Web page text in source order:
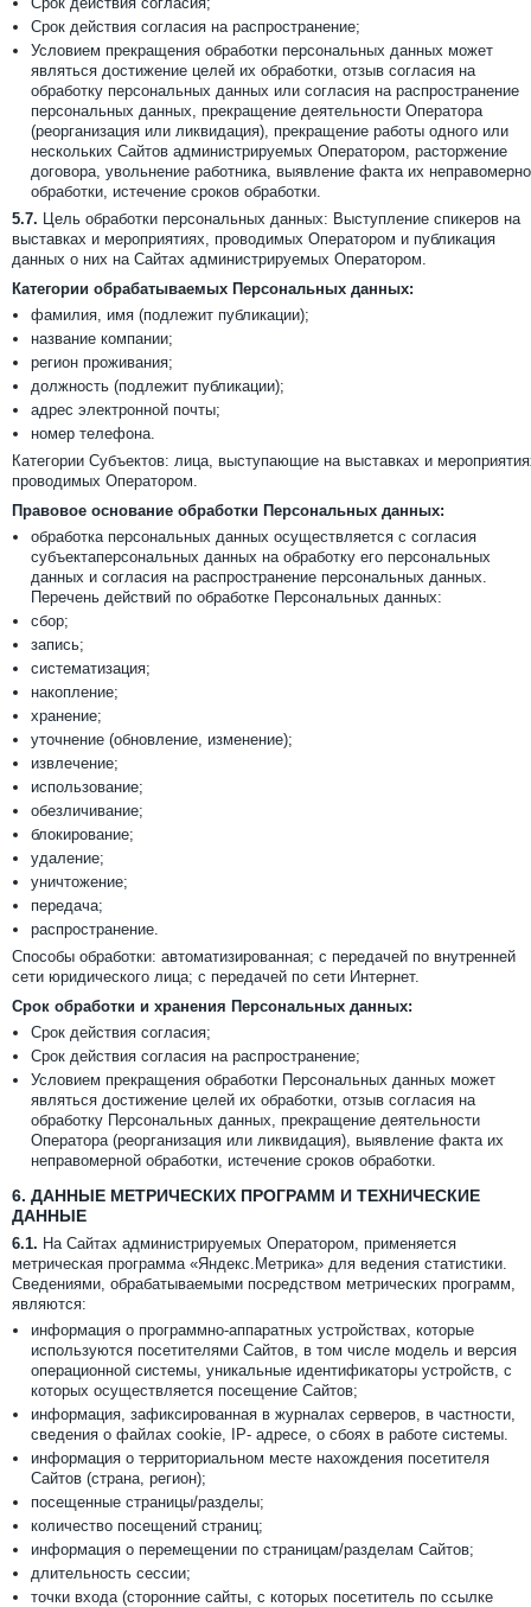
Срок действия согласия на распространение;
Условием прекращения обработки персональных данных может
являться достижение целей их обработки, отзыв согласия на
обработку персональных данных или согласия на распространение
персональных данных, прекращение деятельности Оператора
(реорганизация или ликвидация), прекращение работы одного или
нескольких Сайтов администрируемых Оператором, расторжение
договора, увольнение работника, выявление факта их
обработки, истечение сроков обработки.
5.7. Цель обработки персональных данных: Выступление спикеров на
выставках и мероприятиях, проводимых Оператором и публикация
данных о них на Сайтах администрируемых Оператором.
Категории обрабатываемых Персональных данных:
фамилия, имя (подлежит публикации);
название компании;
регион проживания;
должность (подлежит публикации);
адрес электронной почты;
номер телефона.
Категории Субъектов: лица, выступающие на выставках и
проводимых Оператором.
Правовое основание обработки Персональных данных:
обработка персональных данных осуществляется с согласия
субъектаперсональных данных на обработку его персональных
данных и согласия на распространение персональных данных.
Перечень действий по обработке Персональных данных:
сбор;
запись;
систематизация;
накопление;
хранение;
уточнение (обновление, изменение);
извлечение;
использование;
обезличивание;
блокирование;
удаление;
уничтожение;
передача;
распространение.
Способы обработки: автоматизированная; с передачей по внутренней
сети юридического лица; с передачей по сети Интернет.
Срок обработки и хранения Персональных данных:
Срок действия согласия;
Срок действия согласия на распространение;
Условием прекращения обработки Персональных данных может
являться достижение целей их обработки, отзыв согласия на
обработку Персональных данных, прекращение деятельности
Оператора (реорганизация или ликвидация), выявление факта их
неправомерной обработки, истечение сроков обработки.
6. ДАННЫЕ МЕТРИЧЕСКИХ ПРОГРАММ И ТЕХНИЧЕСКИЕ
ДАННЫЕ
6.1. На Сайтах администрируемых Оператором, применяется
метрическая программа «Яндекс.Метрика» для ведения статистики.
Сведениями, обрабатываемыми посредством метрических программ,
являются:
информация о программно-аппаратных устройствах, которые
используются посетителями Сайтов, в том числе модель и версия
операционной системы, уникальные идентификаторы устройств, с
которых осуществляется посещение Сайтов;
информация, зафиксированная в журналах серверов, в частности,
сведения о файлах cookie, IP- адресе, о сбоях в работе системы.
информация о территориальном месте нахождения посетителя
Сайтов (страна, регион);
посещенные страницы/разделы;
количество посещений страниц;
информация о перемещении по страницам/разделам Сайтов;
длительность сессии;
точки входа (сторонние сайты, с которых посетитель по ссылке